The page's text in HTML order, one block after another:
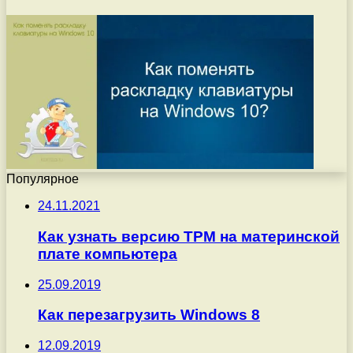
Популярное
24.11.2021
Как узнать версию TPM на материнской
плате компьютера
25.09.2019
Как перезагрузить Windows 8
12.09.2019